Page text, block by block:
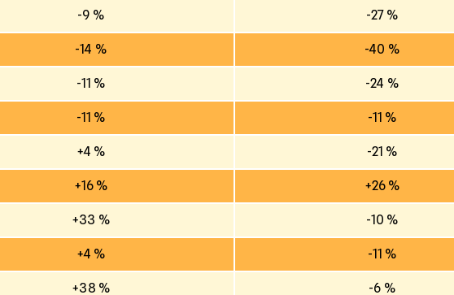
-9 % -27 %
-14 % -40 %
-11 % -24 %
-11 % -11 %
+4 % -21 %
+16 % +26 %
+33 % -10 %
+4 % -11 %
+38 % -6 %